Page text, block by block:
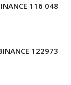
116 048
122973